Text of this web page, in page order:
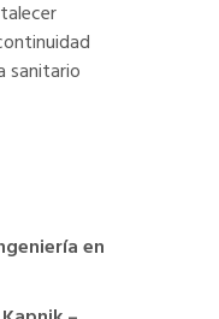
sanitario
en